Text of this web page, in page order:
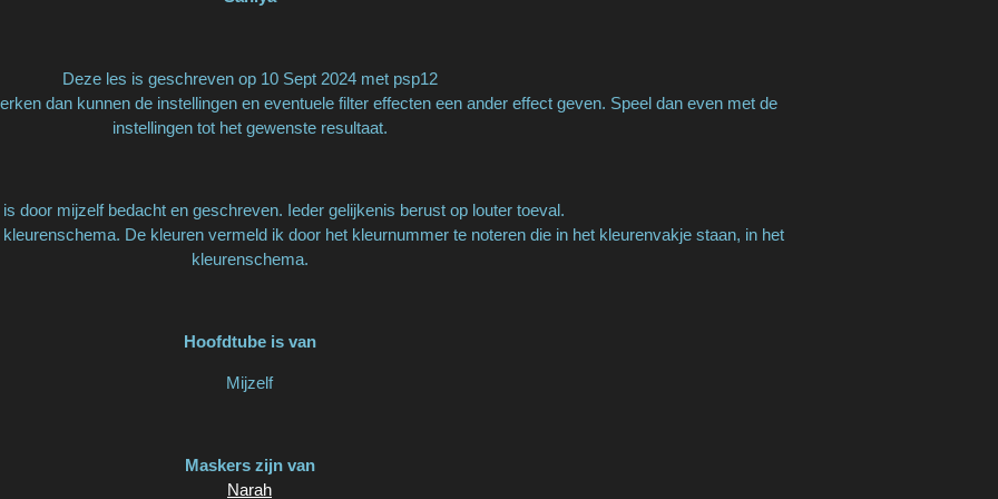
Deze les is geschreven op 10 Sept 2024 met psp12
dan kunnen de instellingen en eventuele filter effecten een ander effect geven. Speel dan even met de
instellingen tot het gewenste resultaat.
door mijzelf bedacht en geschreven. Ieder gelijkenis berust op louter toeval.
De kleuren vermeld ik door het kleurnummer te noteren die in het kleurenvakje staan, in het
kleurenschema.
Hoofdtube is van
Mijzelf
Maskers zijn van
Narah